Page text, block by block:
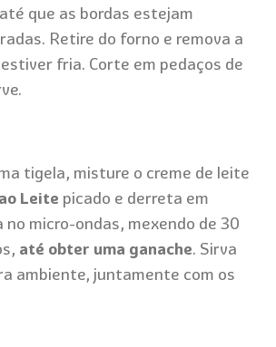
que as bordas estejam
Retire do forno e remova a
fria. Corte em pedaços de
tigela, misture o creme de leite
Leite picado e derreta em
no micro-ondas, mexendo de 30
até obter uma ganache. Sirva
ambiente, juntamente com os